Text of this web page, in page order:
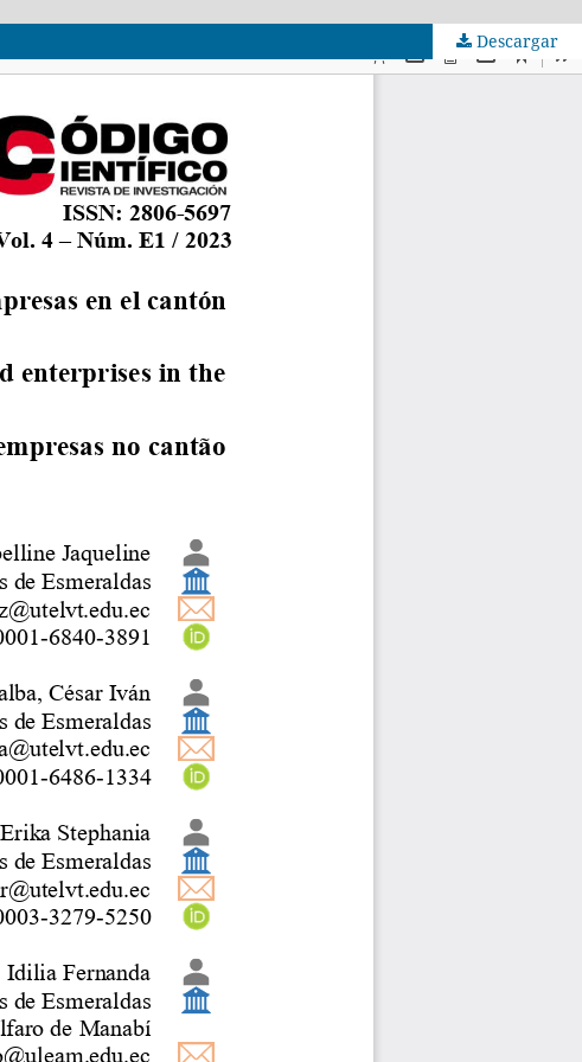
Descargar